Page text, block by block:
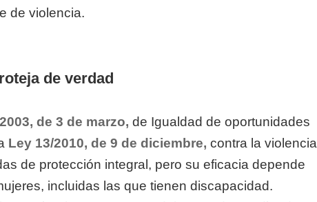
de violencia.
de verdad
de 3 de marzo, de Igualdad de oportunidades
Ley 13/2010, de 9 de diciembre, contra la violencia
de protección integral, pero su eficacia depende
incluidas las que tienen discapacidad.